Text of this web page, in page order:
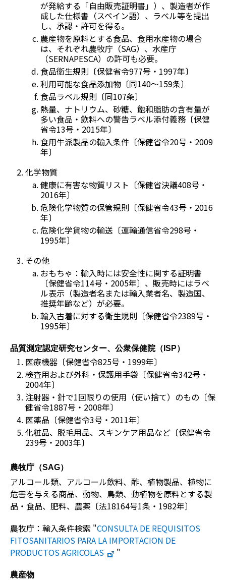
が発給する「自由販売証明書」）、製造者が作
成した仕様書（スペイン語）、ラベル等を提出
し、承認・許可を得る。
農産物を原料とする食品、食用水産物の場合
は、それぞれ農牧庁（SAG）、水産庁
（SERNAPESCA）の許可も必要。
食品衛生規則〔保健省令977号・1997年〕
利用可能な食品添加物〔同140～159条〕
食品ラベル規則〔同107条〕
熱量、ナトリウム、砂糖、飽和脂肪の含有量が
多い食品・飲料への警告ラベル添付義務〔保健
省令13号・2015年〕
食用牛派製品の輸入条件〔保健省令20号・2009
年〕
化学物質
健康に有害な物質リスト〔保健省決議408号・
2016年〕
危険化学物質の保管規則〔保健省令43号・2016
年〕
危険化学貨物の輸送〔運輸通信省令298号・
1995年〕
その他
おもちゃ：輸入時には安全性に関する証明書
〔保健省令114号・2005年〕、販売時にはラベ
ル表示（製造者名または輸入業者名、製造国、
推奨年齢など）が必要。
輸入古着に対する衛生規則〔保健省令2389号・
1995年〕
品質測定認定研究センター、公衆保健院（ISP）
医療機器〔保健省令825号・1999年〕
検査用および外科・保護用手袋〔保健省令342号・
2004年〕
注射器・針で1回限りの使用（使い捨て）のもの〔保
健省令1887号・2008年〕
医薬品〔保健省令3号・2011年〕
化粧品、脱毛用品、スキンケア用品など〔保健省令
239号・2003年〕
農牧庁（SAG）
アルコール類、アルコール飲料、酢、植物製品、植物に
危害を与える商品、動物、鳥類、動植物を原料とする製
品・食品、肥料、農薬〔法18164号1条・1982年〕
農牧庁：輸入条件検索 "CONSULTA DE REQUISITOS
FITOSANITARIOS PARA LA IMPORTACION DE
PRODUCTOS AGRICOLAS
"
農産物